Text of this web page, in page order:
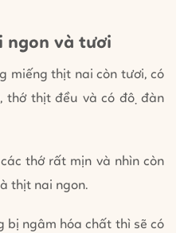
ngon và tươi
miếng thịt nai còn tươi, có
thớ thịt đều và có độ đàn
thớ rất mịn và nhìn còn
thịt nai ngon.
bị ngâm hóa chất thì sẽ có